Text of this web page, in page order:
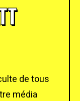
de tous
média